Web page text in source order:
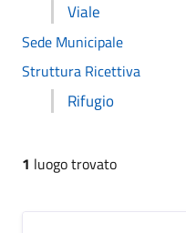
Viale
Sede Municipale
Struttura Ricettiva
Rifugio
1 luogo trovato